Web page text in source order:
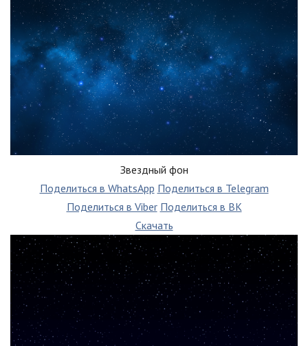
Звездный фон
Поделиться в WhatsApp Поделиться в Telegram
Поделиться в Viber Поделиться в ВК
Скачать